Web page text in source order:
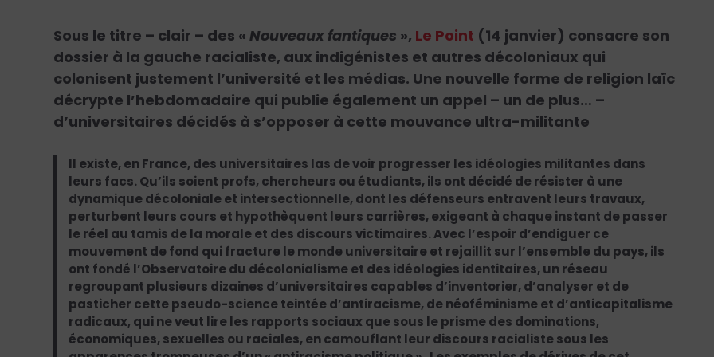
Sous le titre – clair – des « Nouveaux fantiques », Le Point (14 janvier) consacre son
dossier à la gauche racialiste, aux indigénistes et autres décoloniaux qui
colonisent justement l’université et les médias. Une nouvelle forme de religion laïc
décrypte l’hebdomadaire qui publie également un appel – un de plus… –
d’universitaires décidés à s’opposer à cette mouvance ultra-militante
Il existe, en France, des universitaires las de voir progresser les idéologies militantes dans
leurs facs. Qu’ils soient profs, chercheurs ou étudiants, ils ont décidé de résister à une
dynamique décoloniale et intersectionnelle, dont les défenseurs entravent leurs travaux,
perturbent leurs cours et hypothèquent leurs carrières, exigeant à chaque instant de passer
le réel au tamis de la morale et des discours victimaires. Avec l’espoir d’endiguer ce
mouvement de fond qui fracture le monde universitaire et rejaillit sur l’ensemble du pays, ils
ont fondé l’Observatoire du décolonialisme et des idéologies identitaires, un réseau
regroupant plusieurs dizaines d’universitaires capables d’inventorier, d’analyser et de
pasticher cette pseudo-science teintée d’antiracisme, de néoféminisme et d’anticapitalisme
radicaux, qui ne veut lire les rapports sociaux que sous le prisme des dominations,
économiques, sexuelles ou raciales, en camouflant leur discours racialiste sous les